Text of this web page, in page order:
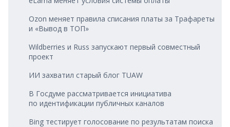
Ozon меняет правила списания платы за Трафареты
и «Вывод в ТОП»
Wildberries и Russ запускают первый совместный
проект
ИИ захватил старый блог TUAW
В Госдуме рассматривается инициатива
по идентификации публичных каналов
Bing тестирует голосование по результатам поиска